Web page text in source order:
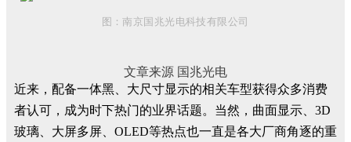
图：南京国兆光电科技有限公司
文章来源 国兆光电
近来，配备一体黑、大尺寸显示的相关车型获得众多消费
者认可，成为时下热门的业界话题。当然，曲面显示、3D
玻璃、大屏多屏、OLED等热点也一直是各大厂商角逐的重